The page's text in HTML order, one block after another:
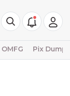
OMFG Pix Dump